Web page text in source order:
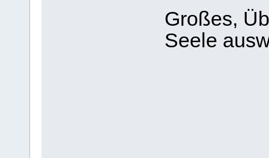
Großes,
Seele